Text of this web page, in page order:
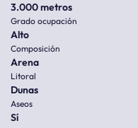
3.000 metros
Grado ocupación
Alto
Composición
Arena
Litoral
Dunas
Aseos
Sí